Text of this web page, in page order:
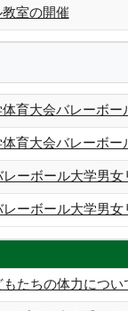
室の開催
育大会バレーボ
育大会バレーボ
レーボール大学男
レーボール大学男
たちの体力につい